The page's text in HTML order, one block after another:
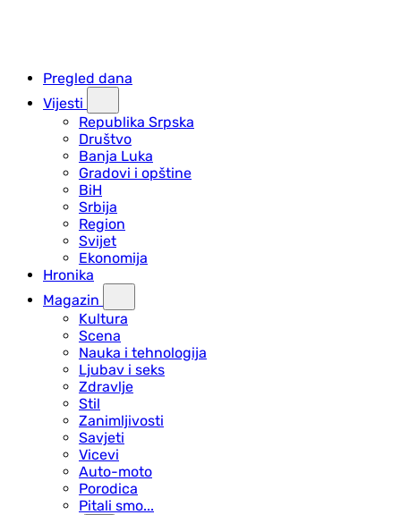
Pregled dana
Vijesti
Republika Srpska
Društvo
Banja Luka
Gradovi i opštine
BiH
Srbija
Region
Svijet
Ekonomija
Hronika
Magazin
Kultura
Scena
Nauka i tehnologija
Ljubav i seks
Zdravlje
Stil
Zanimljivosti
Savjeti
Vicevi
Auto-moto
Porodica
Pitali smo...